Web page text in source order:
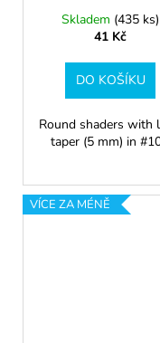
Skladem (435 ks)
41 Kč
DO KOŠÍKU
Round shaders with
taper (5 mm) in
VÍCE ZA MÉNĚ